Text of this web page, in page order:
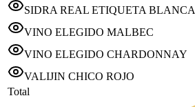
SIDRA REAL ETIQUETA BLANCA
VINO ELEGIDO MALBEC
VINO ELEGIDO CHARDONNAY
VALIJIN CHICO ROJO
Total